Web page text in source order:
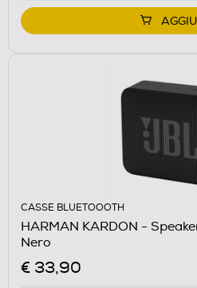
CASSE BLUETOOOTH
HARMAN KARDON -
Nero
€ 33,90